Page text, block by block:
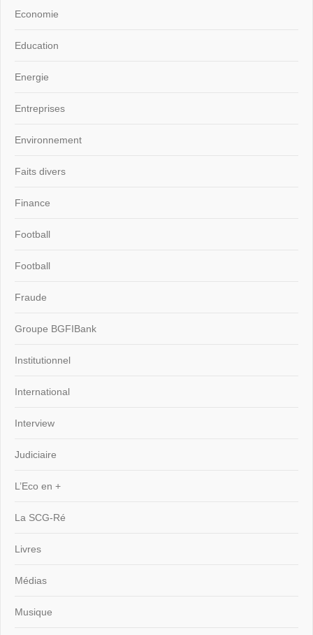
Economie
Education
Energie
Entreprises
Environnement
Faits divers
Finance
Football
Football
Fraude
Groupe BGFIBank
Institutionnel
International
Interview
Judiciaire
L’Eco en +
La SCG-Ré
Livres
Médias
Musique